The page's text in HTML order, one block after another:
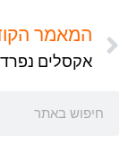
המאמר